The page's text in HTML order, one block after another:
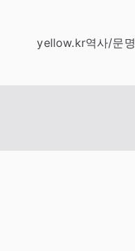
yellow.kr역사/문명